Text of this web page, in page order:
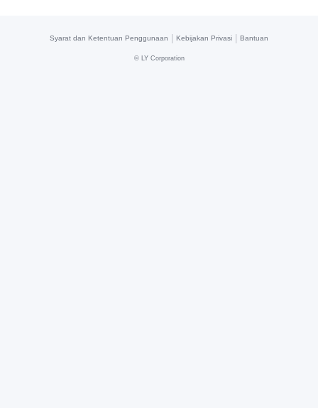
Syarat dan Ketentuan Penggunaan Kebijakan Privasi Bantuan
© LY Corporation